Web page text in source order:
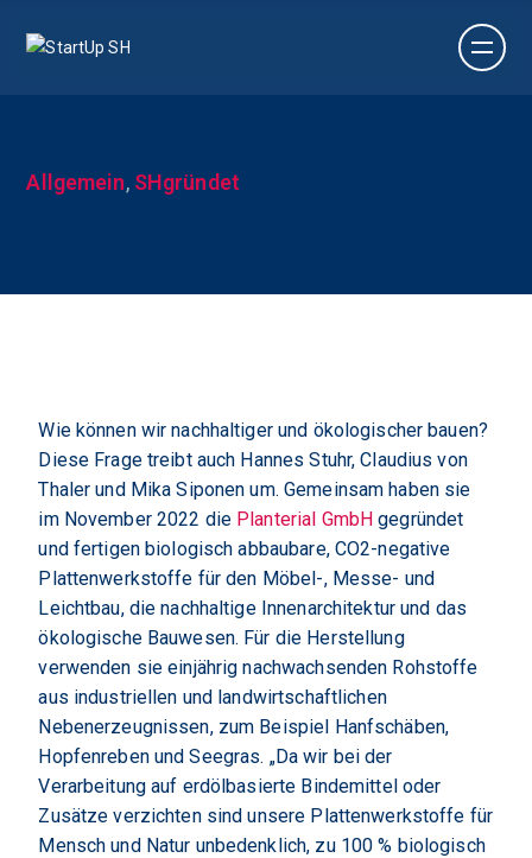
Allgemein, SHgründet
Wie können wir nachhaltiger und ökologischer bauen?
Diese Frage treibt auch Hannes Stuhr, Claudius von
Thaler und Mika Siponen um. Gemeinsam haben sie
im November 2022 die Planterial GmbH gegründet
und fertigen biologisch abbaubare, CO2-negative
Plattenwerkstoffe für den Möbel-, Messe- und
Leichtbau, die nachhaltige Innenarchitektur und das
ökologische Bauwesen. Für die Herstellung
verwenden sie einjährig nachwachsenden Rohstoffe
aus industriellen und landwirtschaftlichen
Nebenerzeugnissen, zum Beispiel Hanfschäben,
Hopfenreben und Seegras. „Da wir bei der
Verarbeitung auf erdölbasierte Bindemittel oder
Zusätze verzichten sind unsere Plattenwerkstoffe für
Mensch und Natur unbedenklich, zu 100 % biologisch